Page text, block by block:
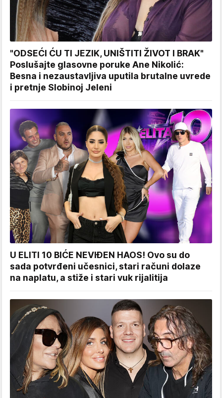
"ODSEĆI ĆU TI JEZIK, UNIŠTITI ŽIVOT I BRAK"
Poslušajte glasovne poruke Ane Nikolić:
Besna i nezaustavljiva uputila brutalne uvrede
i pretnje Slobinoj Jeleni
U ELITI 10 BIĆE NEVIĐEN HAOS! Ovo su do
sada potvrđeni učesnici, stari računi dolaze
na naplatu, a stiže i stari vuk rijalitija